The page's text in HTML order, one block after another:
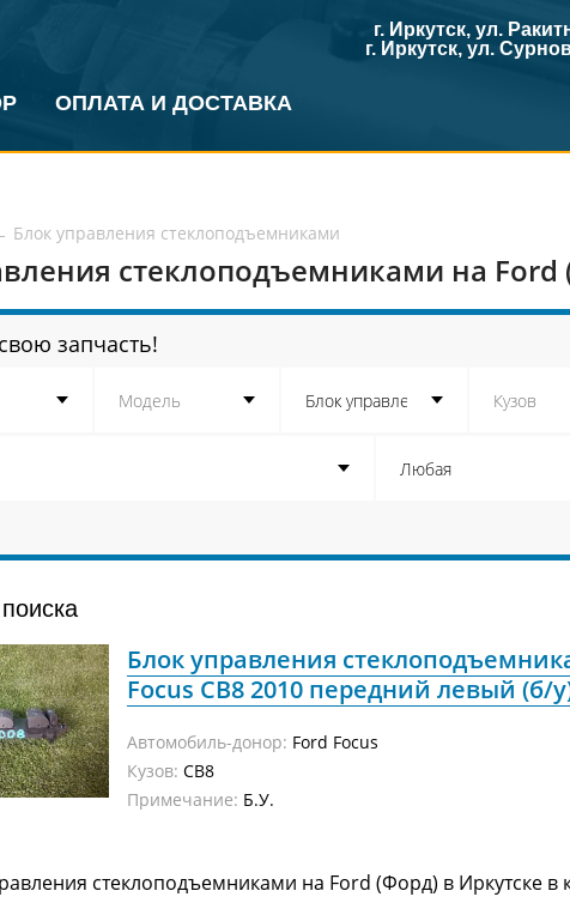
ОПЛАТА И ДОСТАВКА
г. Иркутск, ул.
г. Иркутск, ул.
Блок управления стеклоподъемниками
стеклоподъемниками на Ford
запчасть!
Блок управления
Focus CB8 2010 передний левый (б/
Автомобиль-донор: Ford Focus
Кузов: CB8
Примечание: Б.У.
стеклоподъемниками на Ford (Форд) в Иркутске